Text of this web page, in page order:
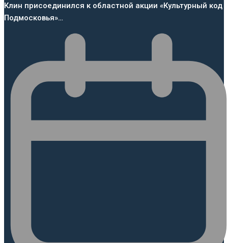
Клин присоединился к областной акции «Культурный код
Подмосковья»…